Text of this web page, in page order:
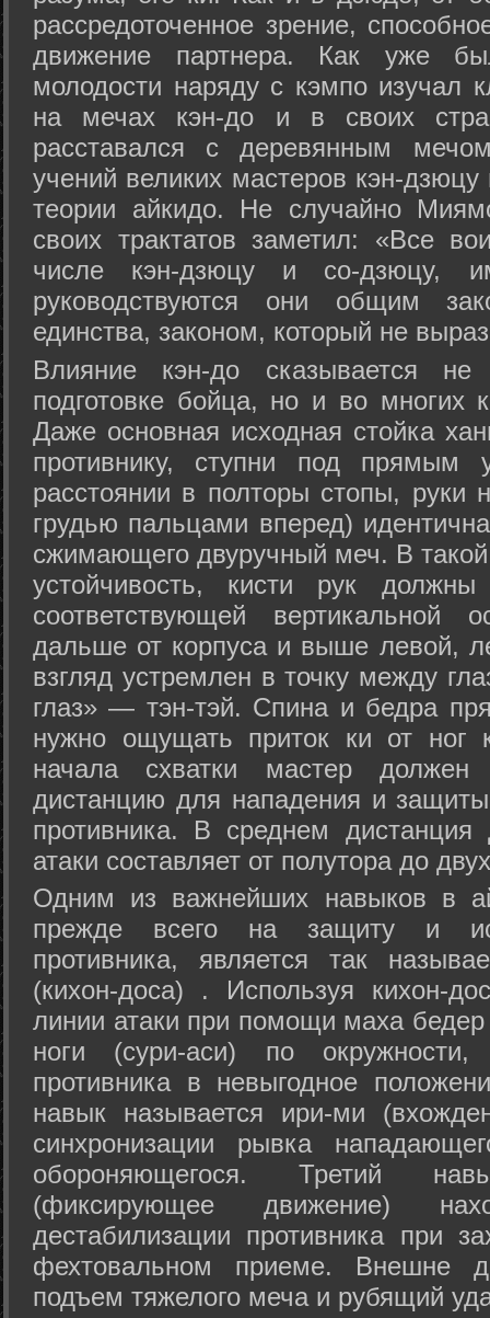
рассредоточенное зрение,
движение партнера. Как уже
молодости наряду с кэмпо изучал
на мечах кэн-до и в своих
расставался с деревянным
учений великих мастеров кэн-
теории айкидо. Не случайно
своих трактатов заметил: «Все
числе кэн-дзюцу и со-дзюцу,
руководствуются они общим
единства, законом, который не
Влияние кэн-до сказывается не
подготовке бойца, но и во многих
Даже основная исходная стойка
противнику, ступни под прямым
расстоянии в полторы стопы, руки
грудью пальцами вперед)
сжимающего двуручный меч. В
устойчивость, кисти рук
соответствующей
дальше от корпуса и выше левой,
взгляд устремлен в точку между
глаз» — тэн-тэй. Спина и бедра
нужно ощущать приток ки от
начала схватки мастер должен
дистанцию для нападения и
противника. В среднем
атаки составляет от полутора до
Одним из важнейших навыков в
прежде всего на защиту и
противника, является так
(кихон-доса) . Используя кихон-
линии атаки при помощи маха
ноги (сури-аси) по
противника в невыгодное
навык называется ири-ми
синхронизации рывка
обороняющегося. Третий
(фиксирующее движение)
дестабилизации противника при
фехтовальном приеме. Внешне
подъем тяжелого меча и рубящий